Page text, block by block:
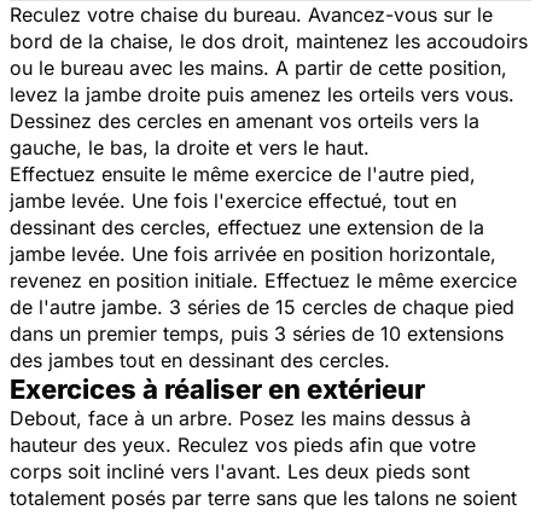
Reculez votre chaise du bureau. Avancez-vous sur le
bord de la chaise, le dos droit, maintenez les accoudoirs
ou le bureau avec les mains. A partir de cette position,
levez la jambe droite puis amenez les orteils vers vous.
Dessinez des cercles en amenant vos orteils vers la
gauche, le bas, la droite et vers le haut.
Effectuez ensuite le même exercice de l'autre pied,
jambe levée. Une fois l'exercice effectué, tout en
dessinant des cercles, effectuez une extension de la
jambe levée. Une fois arrivée en position horizontale,
revenez en position initiale. Effectuez le même exercice
de l'autre jambe. 3 séries de 15 cercles de chaque pied
dans un premier temps, puis 3 séries de 10 extensions
des jambes tout en dessinant des cercles.
Exercices à réaliser en extérieur
Debout, face à un arbre. Posez les mains dessus à
hauteur des yeux. Reculez vos pieds afin que votre
corps soit incliné vers l'avant. Les deux pieds sont
totalement posés par terre sans que les talons ne soient